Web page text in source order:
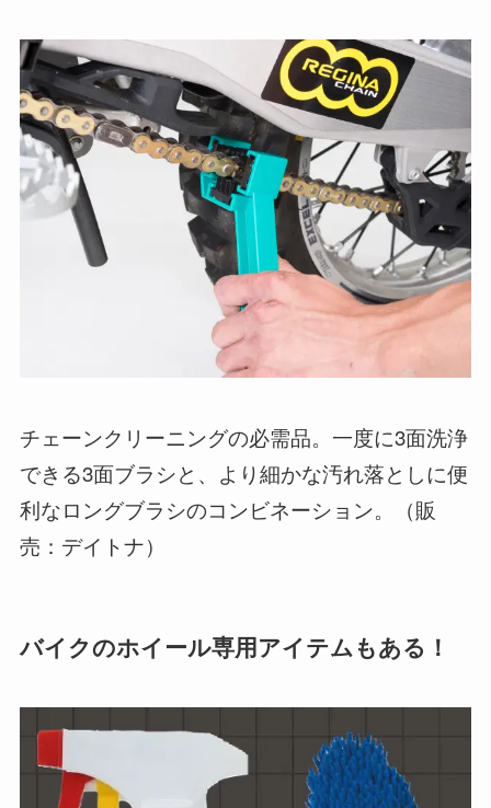
チェーンクリーニングの必需品。一度に3面洗浄
できる3面ブラシと、より細かな汚れ落としに便
利なロングブラシのコンビネーション。（販
売：デイトナ）
バイクのホイール専用アイテムもある！